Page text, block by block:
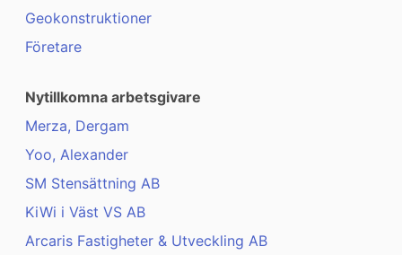
Geokonstruktioner
Företare
Nytillkomna arbetsgivare
Merza, Dergam
Yoo, Alexander
SM Stensättning AB
KiWi i Väst VS AB
Arcaris Fastigheter & Utveckling AB